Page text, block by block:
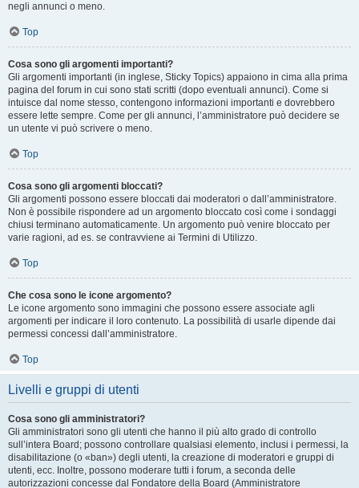
negli annunci o meno.
Top
Cosa sono gli argomenti importanti?
Gli argomenti importanti (in inglese, Sticky Topics) appaiono in cima alla prima
pagina del forum in cui sono stati scritti (dopo eventuali annunci). Come si
intuisce dal nome stesso, contengono informazioni importanti e dovrebbero
essere lette sempre. Come per gli annunci, l’amministratore può decidere se
un utente vi può scrivere o meno.
Top
Cosa sono gli argomenti bloccati?
Gli argomenti possono essere bloccati dai moderatori o dall’amministratore.
Non è possibile rispondere ad un argomento bloccato così come i sondaggi
chiusi terminano automaticamente. Un argomento può venire bloccato per
varie ragioni, ad es. se contravviene ai Termini di Utilizzo.
Top
Che cosa sono le icone argomento?
Le icone argomento sono immagini che possono essere associate agli
argomenti per indicare il loro contenuto. La possibilità di usarle dipende dai
permessi concessi dall’amministratore.
Top
Livelli e gruppi di utenti
Cosa sono gli amministratori?
Gli amministratori sono gli utenti che hanno il più alto grado di controllo
sull’intera Board; possono controllare qualsiasi elemento, inclusi i permessi, la
disabilitazione (o «ban») degli utenti, la creazione di moderatori e gruppi di
utenti, ecc. Inoltre, possono moderare tutti i forum, a seconda delle
autorizzazioni concesse dal Fondatore della Board (Amministratore